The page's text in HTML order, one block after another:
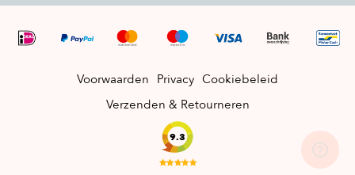
Voorwaarden Privacy Cookiebeleid
Verzenden & Retourneren
9.3